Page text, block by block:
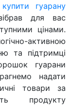
купити гуарану
для вас
цінами.
активною
та підтримці
гуарани
надати
товари за
продукту